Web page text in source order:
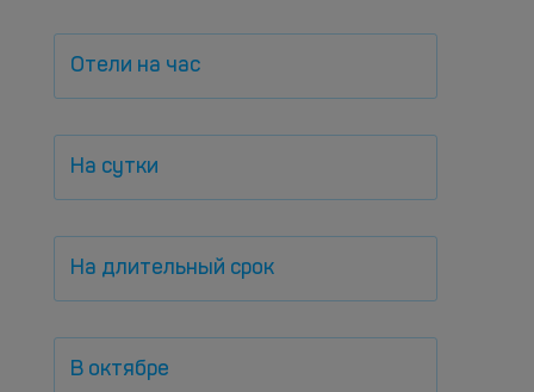
Отели на час
На сутки
На длительный срок
В октябре